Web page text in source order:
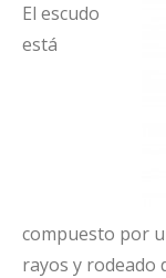
El escudo
está
compuesto por
rayos y rodeado